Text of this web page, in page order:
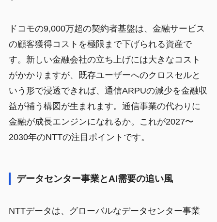
ドコモの9,000万超の契約者基盤は、金融サービス
の顧客獲得コストを極限まで下げられる資産で
す。新しい金融会社の立ち上げには大きなコスト
がかかりますが、既存ユーザーへのクロスセルと
いう形で浸透できれば、通信ARPUの減少を金融収
益が補う構図が生まれます。通信事業の代わりに
金融が成長エンジンになれるか。これが2027〜
2030年のNTTの注目ポイントです。
データセンター事業とAI需要の追い風
NTTデータは、グローバルなデータセンター事業